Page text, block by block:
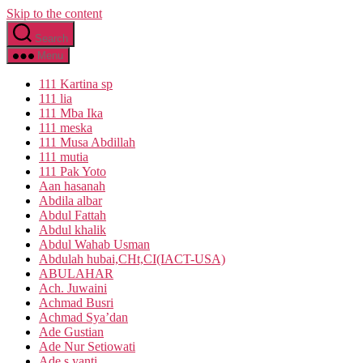
Skip to the content
Search
Menu
111 Kartina sp
111 lia
111 Mba Ika
111 meska
111 Musa Abdillah
111 mutia
111 Pak Yoto
Aan hasanah
Abdila albar
Abdul Fattah
Abdul khalik
Abdul Wahab Usman
Abdulah hubai,CHt,CI(IACT-USA)
ABULAHAR
Ach. Juwaini
Achmad Busri
Achmad Sya’dan
Ade Gustian
Ade Nur Setiowati